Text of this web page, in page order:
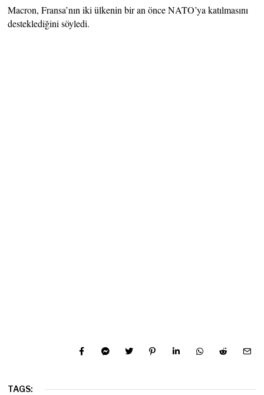
Macron, Fransa’nın iki ülkenin bir an önce NATO’ya katılmasını
desteklediğini söyledi.
TAGS: